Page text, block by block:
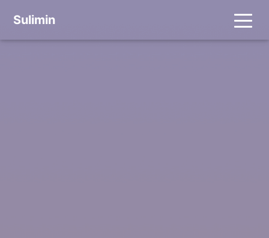
Sulimin